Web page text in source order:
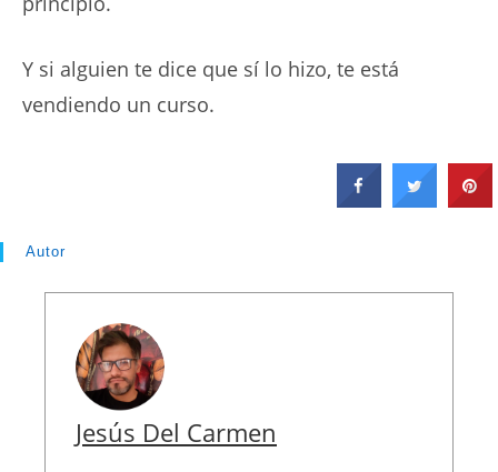
Y si alguien te dice que sí lo hizo, te está
vendiendo un curso.
Autor
Jesús Del Carmen